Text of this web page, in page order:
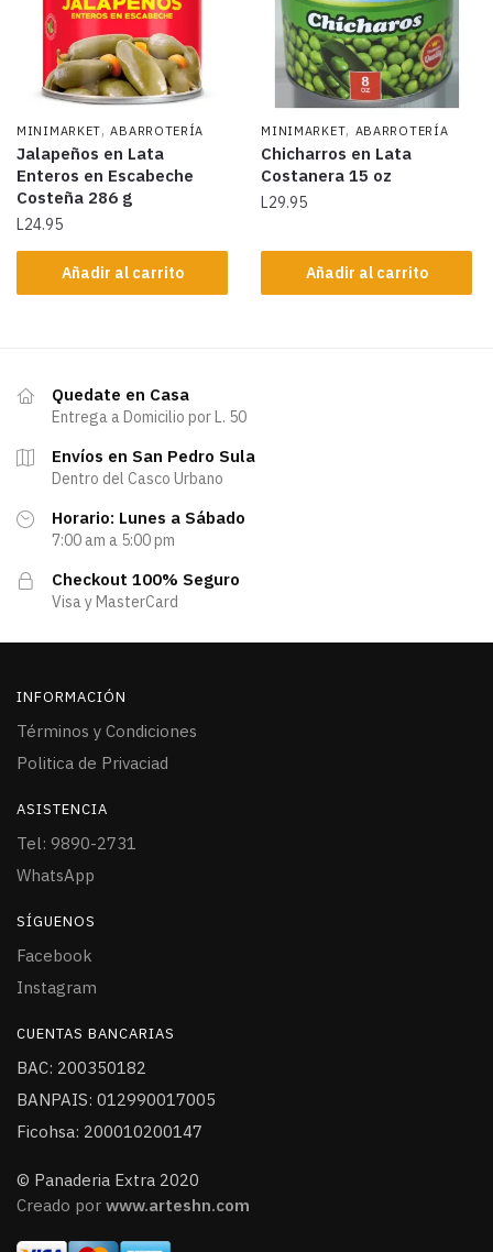
MINIMARKET,ABARROTERÍA
Jalapeños en Lata
Enteros en Escabeche
Costeña 286 g
L24.95
Añadir al carrito
MINIMARKET, ABARROTERÍA
Chicharros en Lata
Costanera 15 oz
L29.95
Añadir al carrito
Quedate en Casa
Entrega a Domicilio por L. 50
Envíos en San Pedro Sula
Dentro del Casco Urbano
Horario: Lunes a Sábado
7:00 am a 5:00 pm
Checkout 100% Seguro
Visa y MasterCard
INFORMACIÓN
Términos y Condiciones
Politica de Privaciad
ASISTENCIA
Tel: 9890-2731
WhatsApp
SÍGUENOS
Facebook
Instagram
CUENTAS BANCARIAS
BAC: 200350182
BANPAIS: 012990017005
Ficohsa: 200010200147
© Panaderia Extra 2020
Creado por www.arteshn.com